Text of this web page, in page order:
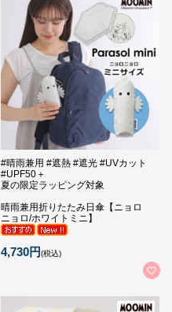
#晴雨兼用 #遮熱 #遮光 #UVカット
#UPF50＋
夏の限定ラッピング対象
晴雨兼用折りたたみ日傘【ニョロ
ニョロ/ホワイトミニ】
4,730円(税込)